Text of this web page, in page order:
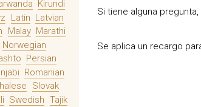
Kirundi
Latin Latvian
Malay Marathi
Norwegian
Persian
Romanian
Slovak
Swedish Tajik
Si tiene alguna
Se aplica un recargo